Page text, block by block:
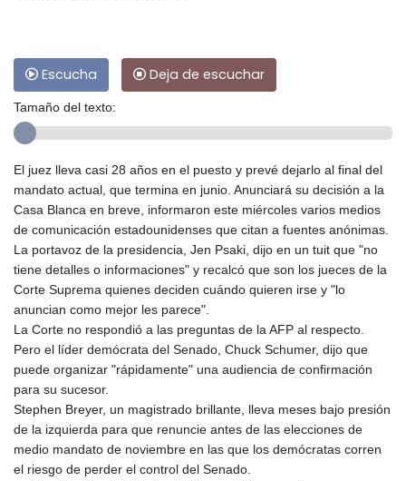
Escucha Deja de escuchar
Tamaño del texto:
El juez lleva casi 28 años en el puesto y prevé dejarlo al final del
mandato actual, que termina en junio. Anunciará su decisión a la
Casa Blanca en breve, informaron este miércoles varios medios
de comunicación estadounidenses que citan a fuentes anónimas.
La portavoz de la presidencia, Jen Psaki, dijo en un tuit que "no
tiene detalles o informaciones" y recalcó que son los jueces de la
Corte Suprema quienes deciden cuándo quieren irse y "lo
anuncian como mejor les parece".
La Corte no respondió a las preguntas de la AFP al respecto.
Pero el líder demócrata del Senado, Chuck Schumer, dijo que
puede organizar "rápidamente" una audiencia de confirmación
para su sucesor.
Stephen Breyer, un magistrado brillante, lleva meses bajo presión
de la izquierda para que renuncie antes de las elecciones de
medio mandato de noviembre en las que los demócratas corren
el riesgo de perder el control del Senado.